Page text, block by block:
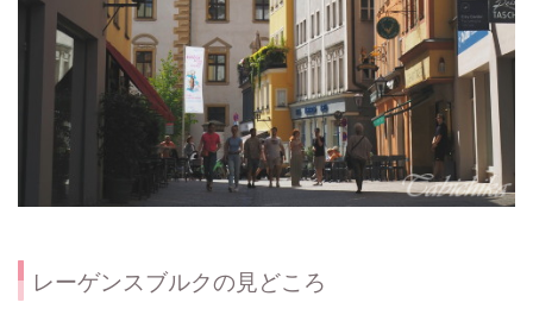
レーゲンスブルクの見どころ